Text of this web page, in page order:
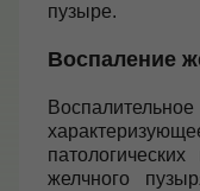
пузыре.
Воспаление
желчного